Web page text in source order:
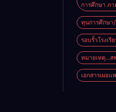
การศึกษา ภ
ทุนการศึกษา
รอบรั้วโรงเรีย
หมายเหตุ...ส
เอกสารเผย